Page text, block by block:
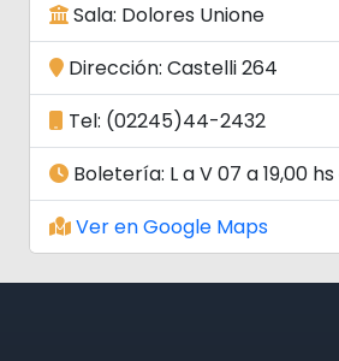
Sala: Dolores Unione
Dirección: Castelli 264
Tel: (02245)44-2432
Boletería: L a V 07 a 19,00
Ver en Google Maps